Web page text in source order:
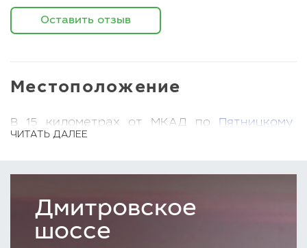
Оставить отзыв
Местоположение
В 15 километрах от МКАД по Пятницкому
шоссе , в одном из самых живописных
районе, раскинулся коттеджный поселок
его от шумного шоссе и городской суеты.
Архитектура
ЧИТАТЬ ДАЛЕЕ
Дмитровское
шоссе